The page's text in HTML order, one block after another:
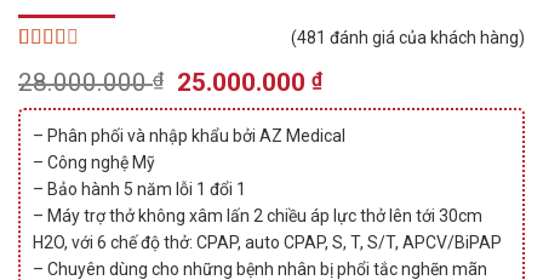
trên 5
dựa
trên
đánh
giá
(481 đánh giá của khách hàng)
28.000.000₫
Original
price
was:
25.000.000₫Current
price
is:
– Phân phối và nhập khẩu bởi AZ Medical
– Công nghệ Mỹ
– Bảo hành 5 năm lỗi 1 đổi 1
– Máy trợ thở không xâm lấn 2 chiều áp lực thở lên tới 30cm
H2O, với 6 chế độ thở: CPAP, auto CPAP, S, T, S/T, APCV/BiPAP
– Chuyên dùng cho những bệnh nhân bị phổi tắc nghẽn mãn